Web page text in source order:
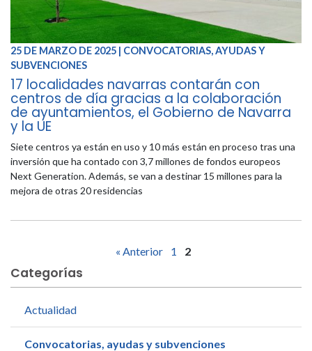
25 DE MARZO DE 2025 | CONVOCATORIAS, AYUDAS Y
SUBVENCIONES
17 localidades navarras contarán con
centros de día gracias a la colaboración
de ayuntamientos, el Gobierno de Navarra
y la UE
Siete centros ya están en uso y 10 más están en proceso tras una
inversión que ha contado con 3,7 millones de fondos europeos
Next Generation. Además, se van a destinar 15 millones para la
mejora de otras 20 residencias
« Anterior 1 2
Categorías
Actualidad
Convocatorias, ayudas y subvenciones